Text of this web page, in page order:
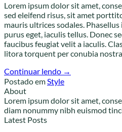
Lorem ipsum dolor sit amet,
sed eleifend risus, sit amet
mauris ultrices sodales.
purus eget, iaculis tellus. Donec
faucibus feugiat velit a iaculis.
litora torquent per conubia
Continuar lendo →
Postado emStyle
About
Lorem ipsum dolor sit amet,
diam nonummy nibh euismod
Latest Posts